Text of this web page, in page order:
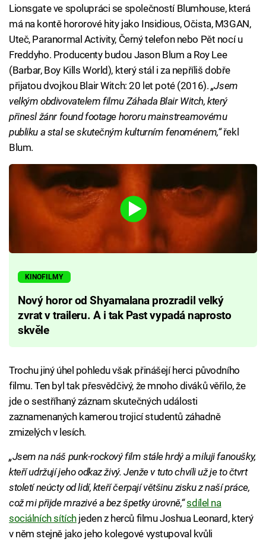
Lionsgate ve spolupráci se společností Blumhouse, která
má na kontě hororové hity jako Insidious, Očista, M3GAN,
Uteč, Paranormal Activity, Černý telefon nebo Pět nocí u
Freddyho. Producenty budou Jason Blum a Roy Lee
(Barbar, Boy Kills World), který stál i za nepříliš dobře
přijatou dvojkou Blair Witch: 20 let poté (2016). „Jsem
velkým obdivovatelem filmu Záhada Blair Witch, který
přinesl žánr found footage hororu mainstreamovému
publiku a stal se skutečným kulturním fenoménem,“řekl
Blum.
KINOFILMY
Nový horor od Shyamalana prozradil velký
zvrat v traileru. A i tak Past vypadá naprosto
skvěle
Trochu jiný úhel pohledu však přinášejí herci původního
filmu. Ten byl tak přesvědčivý, že mnoho diváků věřilo, že
jde o sestříhaný záznam skutečných události
zaznamenaných kamerou trojicí studentů záhadně
zmizelých v lesích.
„Jsem na náš punk-rockový film stále hrdý a miluji fanoušky,
kteří udržují jeho odkaz živý. Jenže v tuto chvíli už je to čtvrt
století neúcty od lidí, kteří čerpají většinu zisku z naší práce,
což mi přijde mrazivé a bez špetky úrovně,“sdílel na
sociálních sítíchjeden z herců filmu Joshua Leonard, který
v něm stejně jako jeho kolegové vystupoval kvůli